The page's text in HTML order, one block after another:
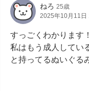
ねろ 25歳
2025年10月11日
すっごくわかります！
私はもう成人してい
と持ってるぬいぐる